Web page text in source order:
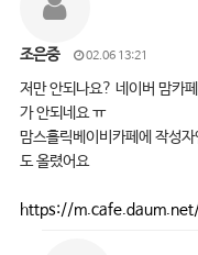
조은중 02.06 13:21
저만 안되나요? 네이버 맘카
가 안되네요 ㅠ
맘스홀릭베이비카페에 작성
도 올렸어요
https://